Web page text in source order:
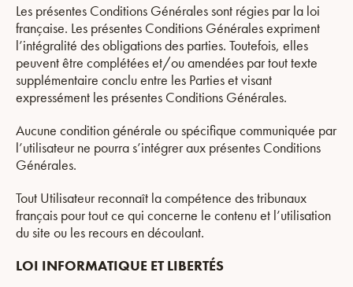
Les présentes Conditions Générales sont régies par la loi
française. Les présentes Conditions Générales expriment
l’intégralité des obligations des parties. Toutefois, elles
peuvent être complétées et/ou amendées par tout texte
supplémentaire conclu entre les Parties et visant
expressément les présentes Conditions Générales.
Aucune condition générale ou spécifique communiquée par
l’utilisateur ne pourra s’intégrer aux présentes Conditions
Générales.
Tout Utilisateur reconnaît la compétence des tribunaux
français pour tout ce qui concerne le contenu et l’utilisation
du site ou les recours en découlant.
LOI INFORMATIQUE ET LIBERTÉS